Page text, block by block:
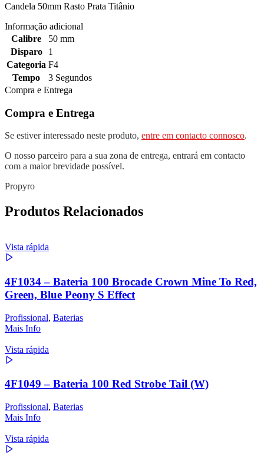
Candela 50mm Rasto Prata Titânio
Informação adicional
Calibre
50 mm
Disparo
1
Categoria F4
Tempo
3 Segundos
Compra e Entrega
Compra e Entrega
Se estiver interessado neste produto, entre em contacto connosco.
O nosso parceiro para a sua zona de entrega, entrará em contacto
com a maior brevidade possível.
Propyro
Produtos Relacionados
Vista rápida
4F1034 – Bateria 100 Brocade Crown Mine To Red,
Green, Blue Peony S Effect
Profissional, Baterias
Mais Info
Vista rápida
4F1049 – Bateria 100 Red Strobe Tail (W)
Profissional, Baterias
Mais Info
Vista rápida